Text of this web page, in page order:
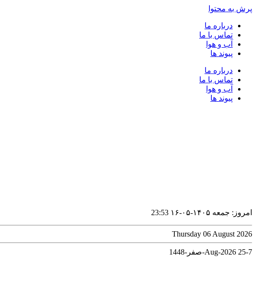
پرش به محتوا
درباره ما
تماس با ما
آب و هوا
پیوند ها
درباره ما
تماس با ما
آب و هوا
پیوند ها
امروز: جمعه ۱۴۰۵-۰۵-۱۶ 23:53
Thursday 06 August 2026
7-Aug-2026 25-صفر-1448